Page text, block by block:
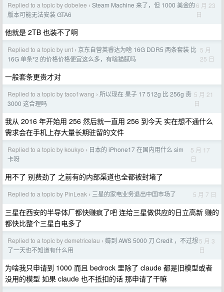
Replied to a topic by dobelee › Steam Machine 来了，但 1000 美金的
版本可能无法安装 GTA6
6 月 23
日
他就是 2TB 也装不了啊
Replied to a topic by unt › 京东自营英睿达为啥 16G DDR5 两条套装 比
16G 单条*2 的价格价格便宜这么多，有啥猫腻吗
5 月
25 日
一般套条更贵才对
Replied to a topic by taco1wang › 所以现在 果子 17 512g 比 256g 贵
3000 这合理吗
5 月 21
日
我从 2016 年开始用 256 然后就一直用 256 到今天 实在想不通什么
需求会在手机上存大量长期驻留的文件
Replied to a topic by koukyo › 日本的 iPhone17 在国内用什么 sim
卡呀
5 月 17
日
用不了 别费劲了 之前有的内部渠道也全都被封堵了
Replied to a topic by PinLeak › 三星的家电业务退出中国市场了 5 月 7 日
三星在西安的半导体厂都快赚疯了吧 连给三星做供应的日立高新 赚的
都快比整个三星白电多了
Replied to a topic by demetricelau › 薅到 AWS 5000 刀 Credit ，不过想
了一天也不知道有什么用
5 月 3
日
为啥我只申请到 1000 而且 bedrock 里除了 claude 都是旧模型或者
没用的模型 如果 claude 也不抵扣的话 那申请了干嘛